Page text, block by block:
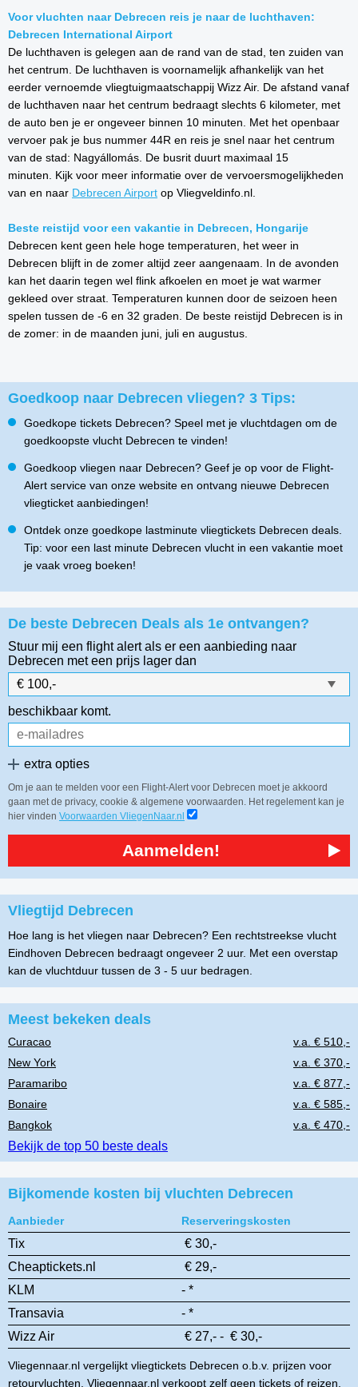
Voor vluchten naar Debrecen reis je naar de luchthaven:
Debrecen International Airport
De luchthaven is gelegen aan de rand van de stad, ten zuiden van
het centrum. De luchthaven is voornamelijk afhankelijk van het
eerder vernoemde vliegtuigmaatschappij Wizz Air. De afstand vanaf
de luchthaven naar het centrum bedraagt slechts 6 kilometer, met
de auto ben je er ongeveer binnen 10 minuten. Met het openbaar
vervoer pak je bus nummer 44R en reis je snel naar het centrum
van de stad: Nagyállomás. De busrit duurt maximaal 15
minuten. Kijk voor meer informatie over de vervoersmogelijkheden
van en naar Debrecen Airport op Vliegveldinfo.nl.
Beste reistijd voor een vakantie in Debrecen, Hongarije
Debrecen kent geen hele hoge temperaturen, het weer in
Debrecen blijft in de zomer altijd zeer aangenaam. In de avonden
kan het daarin tegen wel flink afkoelen en moet je wat warmer
gekleed over straat. Temperaturen kunnen door de seizoen heen
spelen tussen de -6 en 32 graden. De beste reistijd Debrecen is in
de zomer: in de maanden juni, juli en augustus.
Goedkoop naar Debrecen vliegen? 3 Tips:
Goedkope tickets Debrecen? Speel met je vluchtdagen om de
goedkoopste vlucht Debrecen te vinden!
Goedkoop vliegen naar Debrecen? Geef je op voor de Flight-
Alert service van onze website en ontvang nieuwe Debrecen
vliegticket aanbiedingen!
Ontdek onze goedkope lastminute vliegtickets Debrecen deals.
Tip: voor een last minute Debrecen vlucht in een vakantie moet
je vaak vroeg boeken!
De beste Debrecen Deals als 1e ontvangen?
Stuur mij een flight alert als er een aanbieding naar
Debrecen met een prijs lager dan
beschikbaar komt.
extra opties
Om je aan te melden voor een Flight-Alert voor Debrecen moet je akkoord
gaan met de privacy, cookie & algemene voorwaarden. Het regelement kan je
hier vinden Voorwaarden VliegenNaar.nl
Aanmelden!
Vliegtijd Debrecen
Hoe lang is het vliegen naar Debrecen? Een rechtstreekse vlucht
Eindhoven Debrecen bedraagt ongeveer 2 uur. Met een overstap
kan de vluchtduur tussen de 3 - 5 uur bedragen.
Meest bekeken deals
Curacao
v.a. € 510,-
New York
v.a. € 370,-
Paramaribo
v.a. € 877,-
Bonaire
v.a. € 585,-
Bangkok
v.a. € 470,-
Bekijk de top 50 beste deals
Bijkomende kosten bij vluchten Debrecen
Aanbieder Reserveringskosten
Tix
€ 30,-
Cheaptickets.nl
€ 29,-
KLM
- *
Transavia
- *
Wizz Air
€ 27,- - € 30,-
Vliegennaar.nl vergelijkt vliegtickets Debrecen o.b.v. prijzen voor
retourvluchten. Vliegennaar.nl verkoopt zelf geen tickets of reizen.